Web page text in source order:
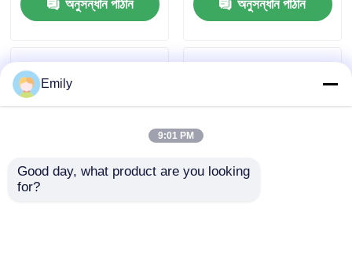
গুণমান নিয়ন্ত্রণ
আমাদের সাথে যোগাযোগ করুন
খবর
অনুসন্ধান পাঠান অনুসন্ধান পাঠান
Emily
9:01 PM
Good day, what product are you looking
for?